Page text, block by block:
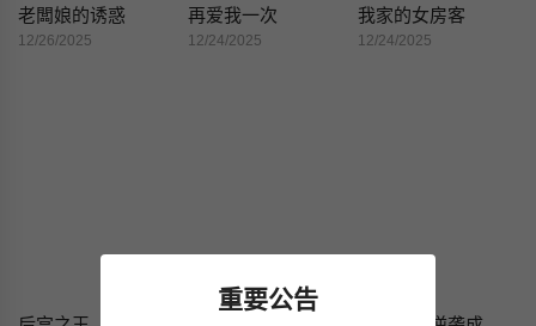
老闆娘的诱惑
12/26/2025
再爱我一次
12/24/2025
我家的女房客
12/24/2025
重要公告